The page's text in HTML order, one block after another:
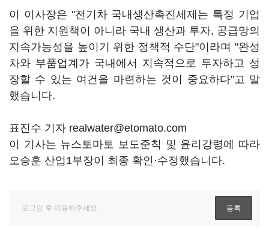
이 이사장은 "전기차 국내생산촉진세제는 특정 기업
을 위한 지원책이 아니라 국내 생산과 투자, 공급망의
지속가능성을 높이기 위한 정책적 수단"이라며 "완성
차와 부품업계가 국내에서 지속적으로 투자하고 성
장할 수 있는 여건을 마련하는 것이 중요하다"고 말
했습니다.
표진수 기자 realwater@etomato.com
이 기사는 뉴스토마토 보도준칙 및 윤리강령에 따라
오승훈 산업1부장이 최종 확인·수정했습니다.